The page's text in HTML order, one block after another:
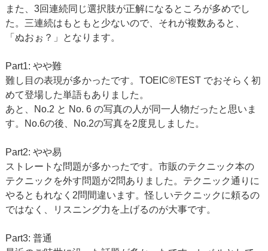
また、3回連続同じ選択肢が正解になるところが多めでし
た。三連続はもともと少ないので、それが複数あると、
「ぬおぉ？」となります。
Part1: やや難
難し目の表現が多かったです。TOEIC®TEST でおそらく初
めて登場した単語もありました。
あと、No.2 と No. 6 の写真の人が同一人物だったと思いま
す。No.6の後、No.2の写真を2度見しました。
Part2: やや易
ストレートな問題が多かったです。市販のテクニック本の
テクニックを外す問題が2問ありました。テクニック通りに
やるともれなく2問間違います。怪しいテクニックに頼るの
ではなく、リスニング力を上げるのが大事です。
Part3: 普通